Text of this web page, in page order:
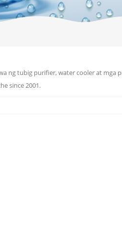
ng tubig purifier, water cooler at mga
since 2001.